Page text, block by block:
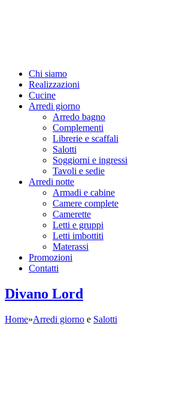
Chi siamo
Realizzazioni
Cucine
Arredi giorno
Arredo bagno
Complementi
Librerie e scaffali
Salotti
Soggiorni e ingressi
Tavoli e sedie
Arredi notte
Armadi e cabine
Camere complete
Camerette
Letti e gruppi
Letti imbottiti
Materassi
Promozioni
Contatti
Divano Lord
Home»Arredi giorno e Salotti